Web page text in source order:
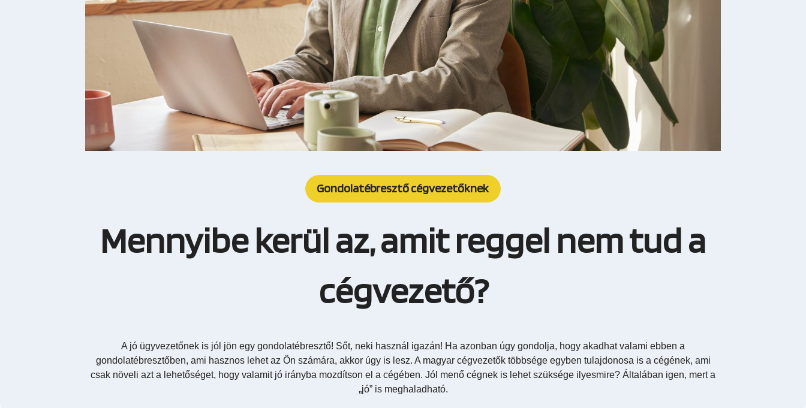
Gondolatébresztő cégvezetőknek
Mennyibe kerül az, amit reggel nem tud a
cégvezető?
A jó ügyvezetőnek is jól jön egy gondolatébresztő! Sőt, neki használ igazán! Ha azonban úgy gondolja, hogy akadhat valami ebben a
gondolatébresztőben, ami hasznos lehet az Ön számára, akkor úgy is lesz. A magyar cégvezetők többsége egyben tulajdonosa is a cégének, ami
csak növeli azt a lehetőséget, hogy valamit jó irányba mozdítson el a cégében. Jól menő cégnek is lehet szüksége ilyesmire? Általában igen, mert a
„jó” is meghaladható.